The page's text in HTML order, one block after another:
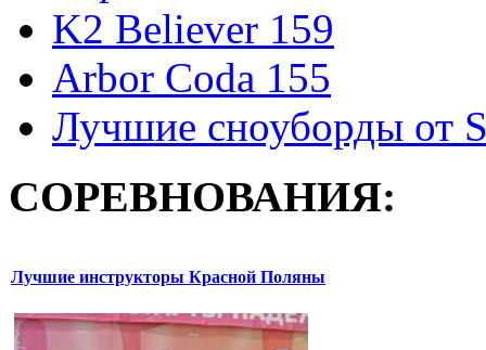
K2 Believer 159
Arbor Coda 155
Лучшие сноуборды от
СОРЕВНОВАНИЯ:
Лучшие инструкторы Красной Поляны